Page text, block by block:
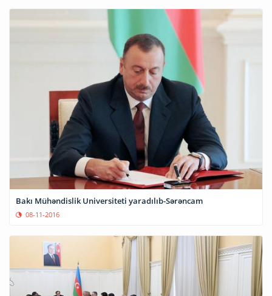
Bakı Mühəndislik Universiteti yaradılıb-Sərəncam
08-11-2016